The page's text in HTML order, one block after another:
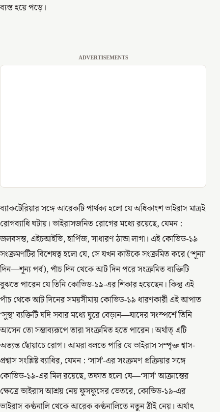
ব্যস্ত হয়ে পড়ে।
ADVERTISEMENTS
ব্যাকটেরিয়ার সঙ্গে আরেকটি পার্থক্য হলো যে অধিকাংশ ভাইরাস মাত্রই
রোগব্যাধি ঘটায়। ভাইরাসজনিত রোগের মধ্যে রয়েছে, যেমন :
জলবসন্ত, এইচআইভি, হার্পিজ, সাধারণ ঠান্ডা লাগা। এই কোভিড-১৯
সংক্রমণটির বিশেষত্ব হলো যে, সে যখন কাউকে সংক্রমিত করে (‘শূন্য’
দিন—শূন্য পর্ব), পাঁচ দিন থেকে আট দিন পরে সংক্রমিত ব্যক্তিটি
বুঝতে পারেন যে তিনি কোভিড-১৯-এর শিকার হয়েছেন। কিন্তু এই
পাঁচ থেকে আট দিনের সময়সীমায় কোভিড-১৯ ধারণকারী এই আপাত
‘সুস্থ’ ব্যক্তিটি যদি সবার মধ্যে ঘুরে বেড়ান—যাদের সংস্পর্শে তিনি
আসেন তো সম্ভাব্যরূপে তারা সংক্রমিত হতে পারেন। অর্থাত্ এটি
অত্যন্ত ছোঁয়াচে রোগ। আমরা বলতে পারি যে ভাইরাস সম্পৃক্ত শ্বাস-
প্রশ্বাস সংশ্লিষ্ট ব্যাধির, যেমন : ‘সার্স’-এর সংক্রমণ প্রক্রিয়ার সঙ্গে
কোভিড-১৯-এর মিল রয়েছে, তফাত হলো যে—‘সার্স’ আক্রান্তের
ক্ষেত্রে ভাইরাস আশ্রয় নেয় ফুসফুসের ভেতরে, কোভিড-১৯-এর
ভাইরাস কণ্ঠনালি থেকে আরেক কণ্ঠনালিতে নতুন ঠাঁই নেয়। অর্থাৎ